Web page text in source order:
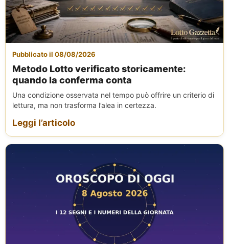
Pubblicato il 08/08/2026
Metodo Lotto verificato storicamente:
quando la conferma conta
Una condizione osservata nel tempo può offrire un criterio di
lettura, ma non trasforma l’alea in certezza.
Leggi l’articolo